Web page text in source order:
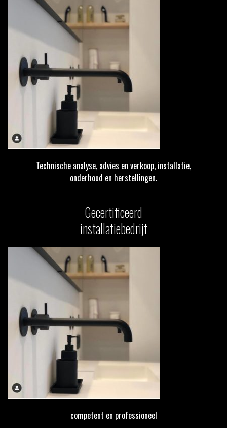
Technische analyse, advies en verkoop, installatie,
onderhoud en herstellingen.
Gecertificeerd
installatiebedrijf
competent en professioneel